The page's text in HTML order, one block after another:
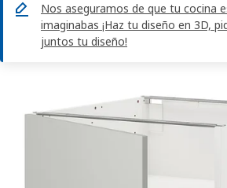
Nos aseguramos de que tu cocina
imaginabas ¡Haz tu diseño en 3D,
juntos tu diseño!